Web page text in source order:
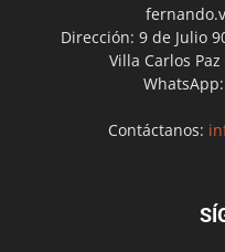
Dirección: 9 de Julio
Villa Carlos
Contáctanos: